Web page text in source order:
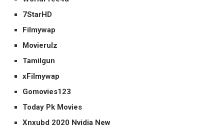
7StarHD
Filmywap
Movierulz
Tamilgun
xFilmywap
Gomovies123
Today Pk Movies
Xnxubd 2020 Nvidia New